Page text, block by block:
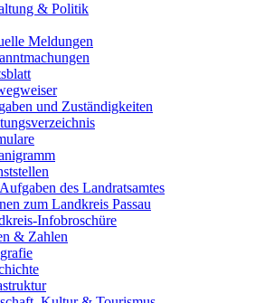
& Politik
Meldungen
und Zuständigkeiten
des Landratsamtes
zum Landkreis Passau
Infobroschüre
& Zahlen